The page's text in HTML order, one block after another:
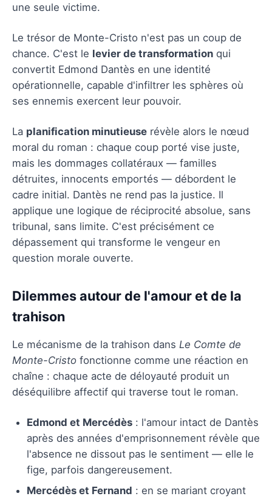
une seule victime.
Le trésor de Monte-Cristo n'est pas un coup de
chance. C'est le levier de transformation qui
convertit Edmond Dantès en une identité
opérationnelle, capable d'infiltrer les sphères où
ses ennemis exercent leur pouvoir.
La planification minutieuse révèle alors le nœud
moral du roman : chaque coup porté vise juste,
mais les dommages collatéraux — familles
détruites, innocents emportés — débordent le
cadre initial. Dantès ne rend pas la justice. Il
applique une logique de réciprocité absolue, sans
tribunal, sans limite. C'est précisément ce
dépassement qui transforme le vengeur en
question morale ouverte.
Dilemmes autour de l'amour et de la
trahison
Le mécanisme de la trahison dans Le Comte de
Monte-Cristo fonctionne comme une réaction en
chaîne : chaque acte de déloyauté produit un
déséquilibre affectif qui traverse tout le roman.
Edmond et Mercédès : l'amour intact de Dantès
après des années d'emprisonnement révèle que
l'absence ne dissout pas le sentiment — elle le
fige, parfois dangereusement.
Mercédès et Fernand : en se mariant croyant